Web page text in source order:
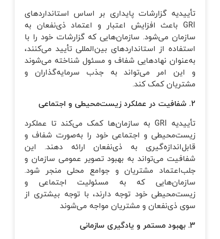
تأییدیه گزارشات پایداری بر اساس استانداردهای
GRI باعث افزایش اعتبار و اعتماد ذی‌نفعان به
سازمان می‌شود. سازمان‌هایی که گزارشات خود را با
استفاده از استانداردهای بین‌المللی تأیید می‌کنند،
به‌عنوان نهادهایی شفاف و مسئول شناخته می‌شوند
و این امر می‌تواند به جذب سرمایه‌گذاران و
مشتریان کمک کند.
2. شفافیت در عملکرد زیست‌محیطی و اجتماعی
تأییدیه GRI به سازمان‌ها کمک می‌کند تا عملکرد
زیست‌محیطی و اجتماعی خود را به‌صورت شفاف و
قابل‌اندازه‌گیری به ذی‌نفعان ارائه دهند. این
شفافیت می‌تواند به بهبود تصویر عمومی سازمان و
جلب‌اعتماد مشتریان و جوامع محلی منجر شود.
سازمان‌هایی که به مسئولیت اجتماعی و
زیست‌محیطی خود توجه دارند، با توجه بیشتری از
سوی ذی‌نفعان و مشتریان مواجه می‌شوند
3. بهبود مستمر و یادگیری سازمانی